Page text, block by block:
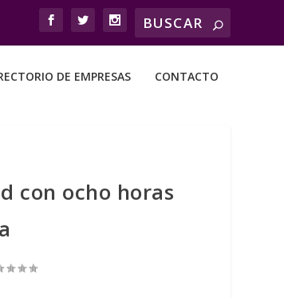
DE EMPRESAS CONTACTO
con ocho horas